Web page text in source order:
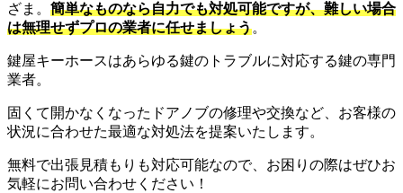
ざま。 簡単なものなら自力でも対処可能ですが、難しい場合
は無理せずプロの業者に任せましょう。
鍵屋キーホースはあらゆる鍵のトラブルに対応する鍵の専門
業者。
固くて開かなくなったドアノブの修理や交換など、お客様の
状況に合わせた最適な対処法を提案いたします。
無料で出張見積もりも対応可能なので、お困りの際はぜひお
気軽にお問い合わせください！